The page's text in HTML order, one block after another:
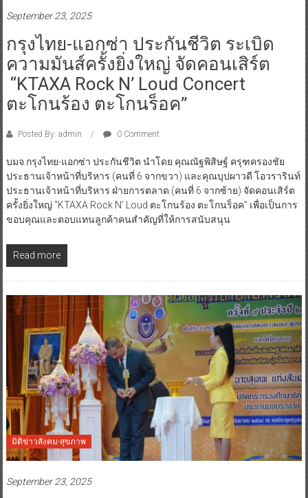
September 23, 2025
กรุงไทย-แอกซ่า ประกันชีวิต ระเบิด
ความมันส์ครั้งยิ่งใหญ่ จัดคอนเสิร์ต
“KTAXA Rock N’ Loud Concert
ตะโกนร้อง ตะโกนร็อค”
Posted By: admin 0 Comment
บมจ.กรุงไทย-แอกซ่า ประกันชีวิต นำโดย คุณณัฐพิสิษฐ์ ครุฑครองชัย
ประธานเจ้าหน้าที่บริหาร (คนที่ 6 จากขวา) และคุณบุปผาวดี โอวรารินท์
ประธานเจ้าหน้าที่บริหาร ฝ่ายการตลาด (คนที่ 6 จากซ้าย) จัดคอนเสิร์ต
ครั้งยิ่งใหญ่ “KTAXA Rock N’ Loud ตะโกนร้อง ตะโกนร็อค” เพื่อเป็นการ
ขอบคุณและตอบแทนลูกค้าคนสำคัญที่ให้การสนับสนุน
Read more
มิติข่าวสังคม-สุขภาพ
September 23, 2025